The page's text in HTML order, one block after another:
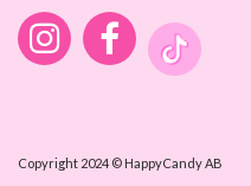
Copyright 2024 © HappyCandy AB